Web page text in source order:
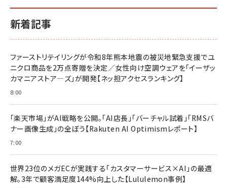
新着記事
ファーストリテイリングが令和8年熊本地震の被災地緊急支援でユ
ニクロ商品を2万点寄贈を決定／女性向け空調ウェアを「イーザッ
カマニアストア―ズ」が開発【ネッ担アクセスランキング】
8:00
「楽天市場」がAI戦略を公開。「AI店長」「バーチャル試着」「RMSバ
ナー画像生成」の全ぼう【Rakuten AI Optimismレポート】
7:00
世界23位のメガECが実践する「カスタマーサービス×AI」の最適
解。3年で顧客満足度144%向上した【Lululemon事例】